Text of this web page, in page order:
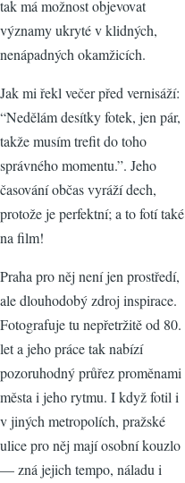
tak má možnost objevovat
významy ukryté v klidných,
nenápadných okamžicích.
Jak mi řekl večer před vernisáží:
“Nedělám desítky fotek, jen pár,
takže musím trefit do toho
správného momentu.”. Jeho
časování občas vyráží dech,
protože je perfektní; a to fotí také
na film!
Praha pro něj není jen prostředí,
ale dlouhodobý zdroj inspirace.
Fotografuje tu nepřetržitě od 80.
let a jeho práce tak nabízí
pozoruhodný průřez proměnami
města i jeho rytmu. I když fotil i
v jiných metropolích, pražské
ulice pro něj mají osobní kouzlo
— zná jejich tempo, náladu i